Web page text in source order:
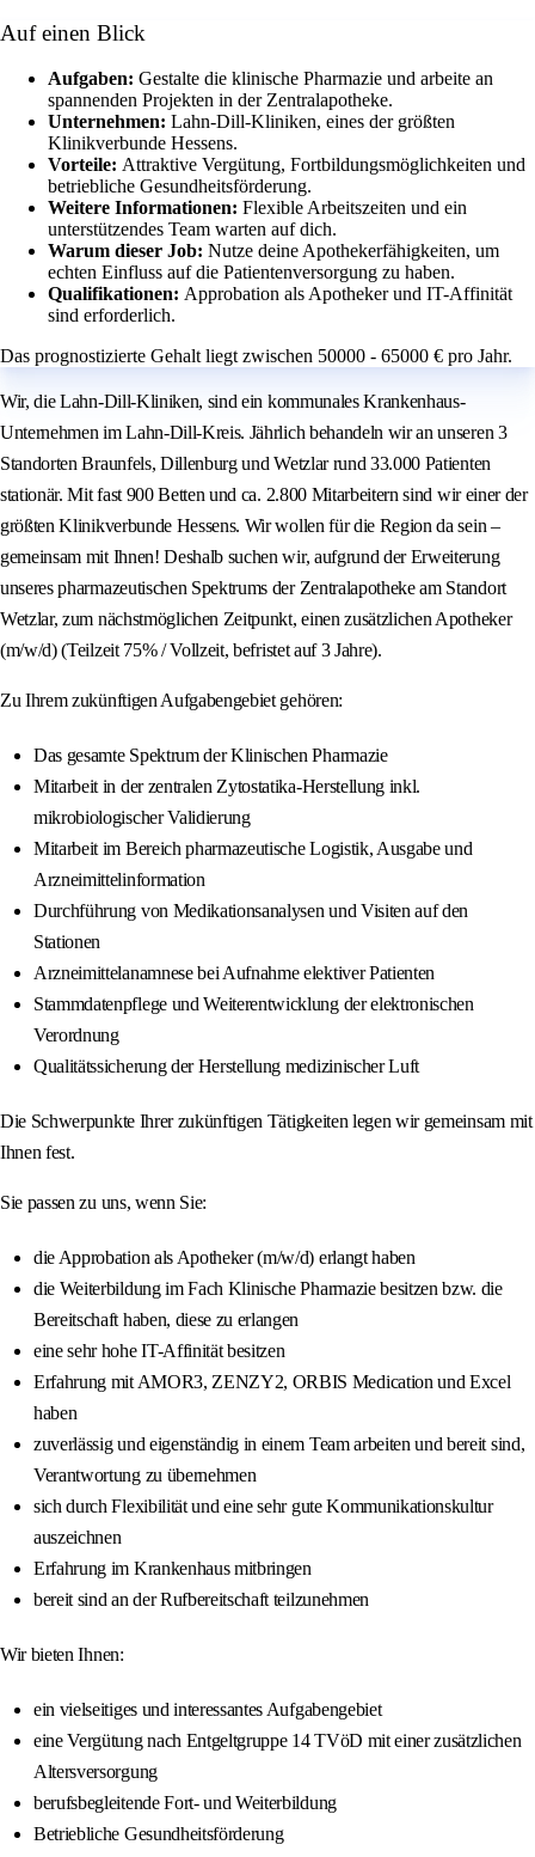
Auf einen Blick
Aufgaben: Gestalte die klinische Pharmazie und arbeite an
spannenden Projekten in der Zentralapotheke.
Unternehmen: Lahn-Dill-Kliniken, eines der größten
Klinikverbunde Hessens.
Vorteile: Attraktive Vergütung, Fortbildungsmöglichkeiten und
betriebliche Gesundheitsförderung.
Weitere Informationen: Flexible Arbeitszeiten und ein
unterstützendes Team warten auf dich.
Warum dieser Job: Nutze deine Apothekerfähigkeiten, um
echten Einfluss auf die Patientenversorgung zu haben.
Qualifikationen: Approbation als Apotheker und IT-Affinität
sind erforderlich.
Das prognostizierte Gehalt liegt zwischen 50000 - 65000 € pro Jahr.
Wir, die Lahn-Dill-Kliniken, sind ein kommunales Krankenhaus-
Unternehmen im Lahn-Dill-Kreis. Jährlich behandeln wir an unseren 3
Standorten Braunfels, Dillenburg und Wetzlar rund 33.000 Patienten
stationär. Mit fast 900 Betten und ca. 2.800 Mitarbeitern sind wir einer der
größten Klinikverbunde Hessens. Wir wollen für die Region da sein –
gemeinsam mit Ihnen! Deshalb suchen wir, aufgrund der Erweiterung
unseres pharmazeutischen Spektrums der Zentralapotheke am Standort
Wetzlar, zum nächstmöglichen Zeitpunkt, einen zusätzlichen Apotheker
(m/w/d) (Teilzeit 75% / Vollzeit, befristet auf 3 Jahre).
Zu Ihrem zukünftigen Aufgabengebiet gehören:
Das gesamte Spektrum der Klinischen Pharmazie
Mitarbeit in der zentralen Zytostatika-Herstellung inkl.
mikrobiologischer Validierung
Mitarbeit im Bereich pharmazeutische Logistik, Ausgabe und
Arzneimittelinformation
Durchführung von Medikationsanalysen und Visiten auf den
Stationen
Arzneimittelanamnese bei Aufnahme elektiver Patienten
Stammdatenpflege und Weiterentwicklung der elektronischen
Verordnung
Qualitätssicherung der Herstellung medizinischer Luft
Die Schwerpunkte Ihrer zukünftigen Tätigkeiten legen wir gemeinsam mit
Ihnen fest.
Sie passen zu uns, wenn Sie:
die Approbation als Apotheker (m/w/d) erlangt haben
die Weiterbildung im Fach Klinische Pharmazie besitzen bzw. die
Bereitschaft haben, diese zu erlangen
eine sehr hohe IT-Affinität besitzen
Erfahrung mit AMOR3, ZENZY2, ORBIS Medication und Excel
haben
zuverlässig und eigenständig in einem Team arbeiten und bereit sind,
Verantwortung zu übernehmen
sich durch Flexibilität und eine sehr gute Kommunikationskultur
auszeichnen
Erfahrung im Krankenhaus mitbringen
bereit sind an der Rufbereitschaft teilzunehmen
Wir bieten Ihnen:
ein vielseitiges und interessantes Aufgabengebiet
eine Vergütung nach Entgeltgruppe 14 TVöD mit einer zusätzlichen
Altersversorgung
berufsbegleitende Fort- und Weiterbildung
Betriebliche Gesundheitsförderung